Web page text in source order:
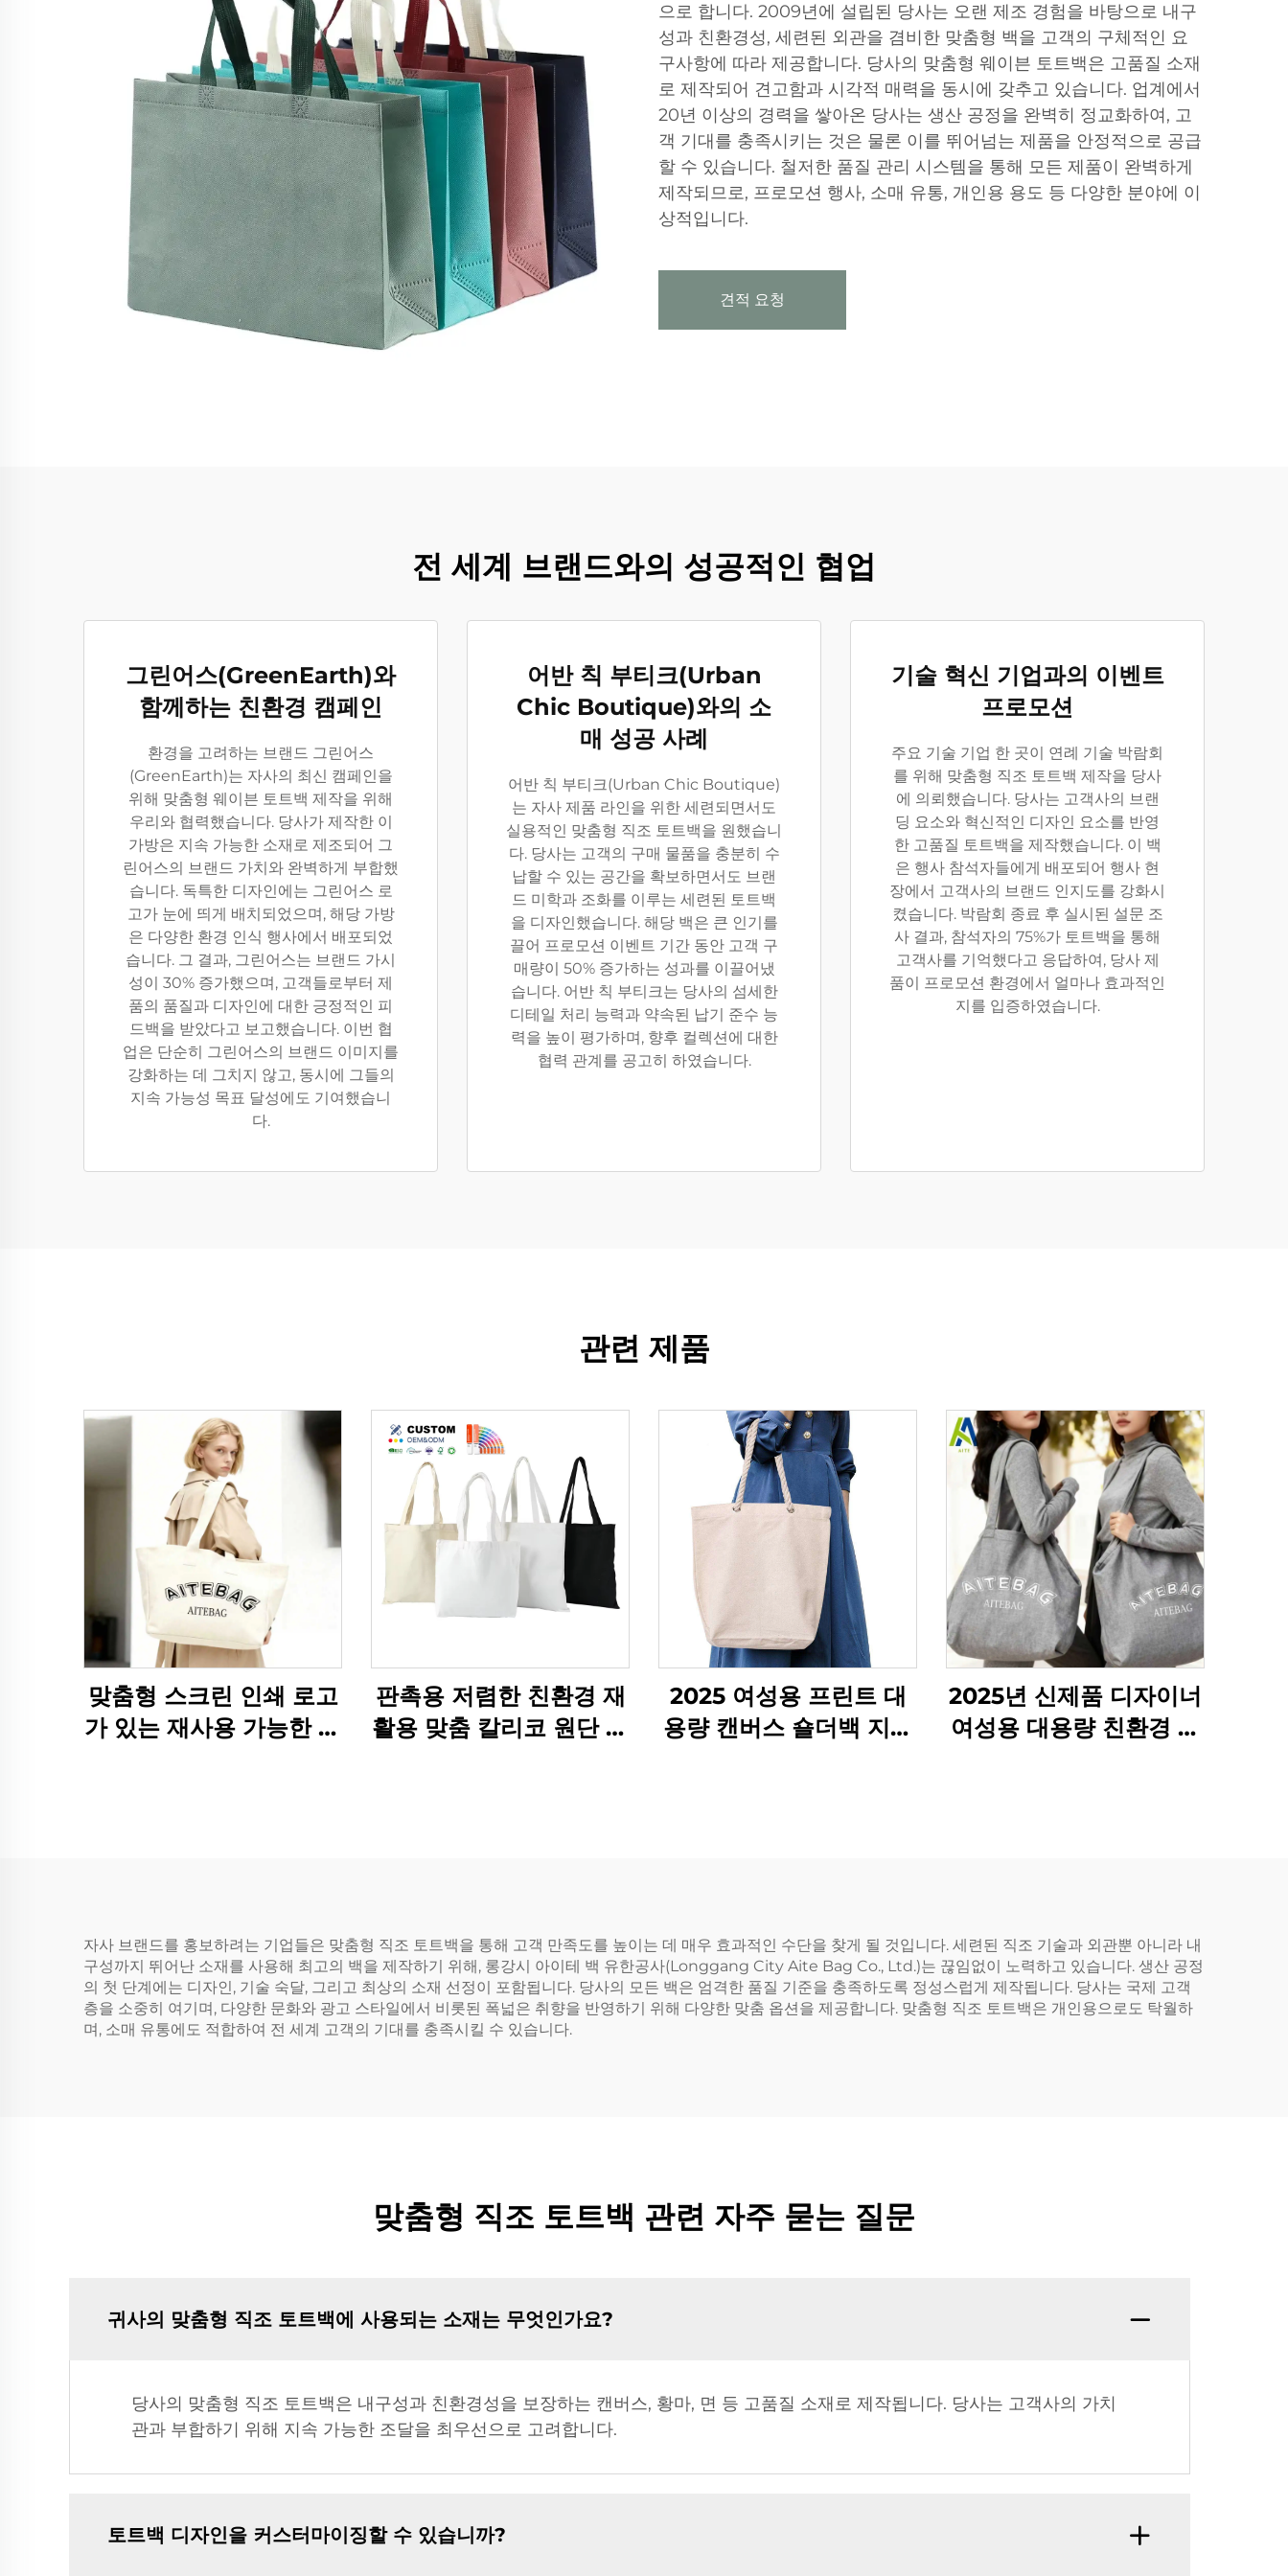
으로 합니다. 2009년에 설립된 당사는 오랜 제조 경험을 바탕으로 내구
성과 친환경성, 세련된 외관을 겸비한 맞춤형 백을 고객의 구체적인 요
구사항에 따라 제공합니다. 당사의 맞춤형 웨이븐 토트백은 고품질 소재
로 제작되어 견고함과 시각적 매력을 동시에 갖추고 있습니다. 업계에서
20년 이상의 경력을 쌓아온 당사는 생산 공정을 완벽히 정교화하여, 고
객 기대를 충족시키는 것은 물론 이를 뛰어넘는 제품을 안정적으로 공급
할 수 있습니다. 철저한 품질 관리 시스템을 통해 모든 제품이 완벽하게
제작되므로, 프로모션 행사, 소매 유통, 개인용 용도 등 다양한 분야에 이
상적입니다.
견적 요청
전 세계 브랜드와의 성공적인 협업
그린어스(GreenEarth)와
함께하는 친환경 캠페인
환경을 고려하는 브랜드 그린어스
(GreenEarth)는 자사의 최신 캠페인을
위해 맞춤형 웨이븐 토트백 제작을 위해
우리와 협력했습니다. 당사가 제작한 이
가방은 지속 가능한 소재로 제조되어 그
린어스의 브랜드 가치와 완벽하게 부합했
습니다. 독특한 디자인에는 그린어스 로
고가 눈에 띄게 배치되었으며, 해당 가방
은 다양한 환경 인식 행사에서 배포되었
습니다. 그 결과, 그린어스는 브랜드 가시
성이 30% 증가했으며, 고객들로부터 제
품의 품질과 디자인에 대한 긍정적인 피
드백을 받았다고 보고했습니다. 이번 협
업은 단순히 그린어스의 브랜드 이미지를
강화하는 데 그치지 않고, 동시에 그들의
지속 가능성 목표 달성에도 기여했습니
다.
어반 칙 부티크(Urban
Chic Boutique)와의 소
매 성공 사례
어반 칙 부티크(Urban Chic Boutique)
는 자사 제품 라인을 위한 세련되면서도
실용적인 맞춤형 직조 토트백을 원했습니
다. 당사는 고객의 구매 물품을 충분히 수
납할 수 있는 공간을 확보하면서도 브랜
드 미학과 조화를 이루는 세련된 토트백
을 디자인했습니다. 해당 백은 큰 인기를
끌어 프로모션 이벤트 기간 동안 고객 구
매량이 50% 증가하는 성과를 이끌어냈
습니다. 어반 칙 부티크는 당사의 섬세한
디테일 처리 능력과 약속된 납기 준수 능
력을 높이 평가하며, 향후 컬렉션에 대한
협력 관계를 공고히 하였습니다.
기술 혁신 기업과의 이벤트
프로모션
주요 기술 기업 한 곳이 연례 기술 박람회
를 위해 맞춤형 직조 토트백 제작을 당사
에 의뢰했습니다. 당사는 고객사의 브랜
딩 요소와 혁신적인 디자인 요소를 반영
한 고품질 토트백을 제작했습니다. 이 백
은 행사 참석자들에게 배포되어 행사 현
장에서 고객사의 브랜드 인지도를 강화시
켰습니다. 박람회 종료 후 실시된 설문 조
사 결과, 참석자의 75%가 토트백을 통해
고객사를 기억했다고 응답하여, 당사 제
품이 프로모션 환경에서 얼마나 효과적인
지를 입증하였습니다.
관련 제품
맞춤형 스크린 인쇄 로고
가 있는 재사용 가능한 면
판촉용 저렴한 친환경 재
활용 맞춤 칼리코 원단 토
2025 여성용 프린트 대
용량 캔버스 숄더백 지퍼
2025년 신제품 디자이너
여성용 대용량 친환경 면
자사 브랜드를 홍보하려는 기업들은 맞춤형 직조 토트백을 통해 고객 만족도를 높이는 데 매우 효과적인 수단을 찾게 될 것입니다. 세련된 직조 기술과 외관뿐 아니라 내
구성까지 뛰어난 소재를 사용해 최고의 백을 제작하기 위해, 롱강시 아이테 백 유한공사(Longgang City Aite Bag Co., Ltd.)는 끊임없이 노력하고 있습니다. 생산 공정
의 첫 단계에는 디자인, 기술 숙달, 그리고 최상의 소재 선정이 포함됩니다. 당사의 모든 백은 엄격한 품질 기준을 충족하도록 정성스럽게 제작됩니다. 당사는 국제 고객
층을 소중히 여기며, 다양한 문화와 광고 스타일에서 비롯된 폭넓은 취향을 반영하기 위해 다양한 맞춤 옵션을 제공합니다. 맞춤형 직조 토트백은 개인용으로도 탁월하
며, 소매 유통에도 적합하여 전 세계 고객의 기대를 충족시킬 수 있습니다.
맞춤형 직조 토트백 관련 자주 묻는 질문
귀사의 맞춤형 직조 토트백에 사용되는 소재는 무엇인가요?
당사의 맞춤형 직조 토트백은 내구성과 친환경성을 보장하는 캔버스, 황마, 면 등 고품질 소재로 제작됩니다. 당사는 고객사의 가치
관과 부합하기 위해 지속 가능한 조달을 최우선으로 고려합니다.
토트백 디자인을 커스터마이징할 수 있습니까?